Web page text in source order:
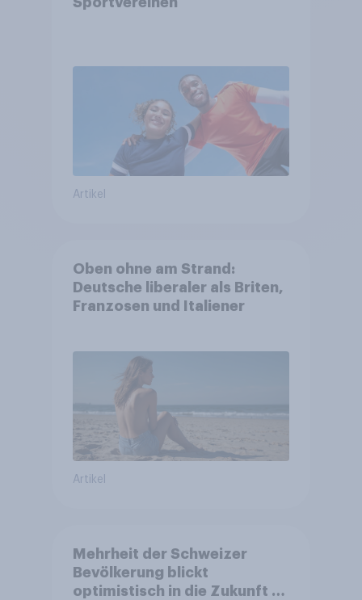
Artikel
Oben ohne am Strand:
Deutsche liberaler als Briten,
Franzosen und Italiener
Artikel
Mehrheit der Schweizer
Bevölkerung blickt
optimistisch in die Zukunft –